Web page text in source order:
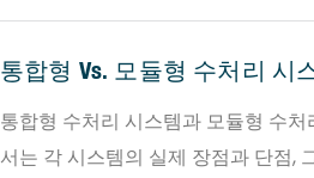
통합형 Vs. 모듈형 수처리 시
통합형 수처리 시스템과 모듈형 수
서는 각 시스템의 실제 장점과 단점,